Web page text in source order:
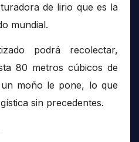
de lirio que es la
mundial.
podrá recolectar,
80 metros cúbicos de
moño le pone, lo que
sin precedentes.